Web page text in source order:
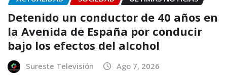
Detenido un conductor de 40 años en
la Avenida de España por conducir
bajo los efectos del alcohol
Sureste Televisión Ago 7, 2026